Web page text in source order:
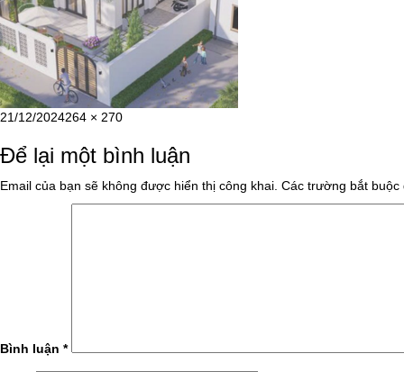
Đăng
ngày
21/12/2024Kích
đầy
264 × 270
Để lại một bình luận
Email của bạn sẽ không được hiển thị công khai. Các trường bắt buộc
Bình luận *